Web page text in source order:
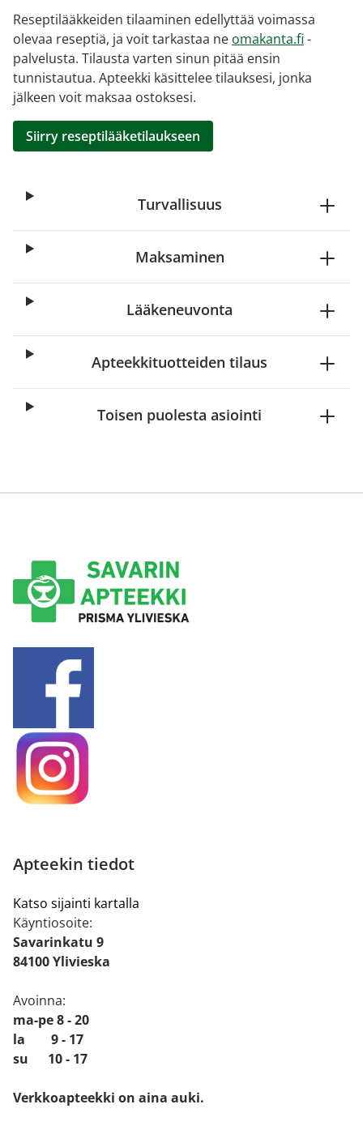
Reseptilääkkeiden tilaaminen edellyttää voimassa
olevaa reseptiä, ja voit tarkastaa ne omakanta.fi -
palvelusta. Tilausta varten sinun pitää ensin
tunnistautua. Apteekki käsittelee tilauksesi, jonka
jälkeen voit maksaa ostoksesi.
Siirry reseptilääketilaukseen
Turvallisuus
Maksaminen
Lääkeneuvonta
Apteekkituotteiden tilaus
Toisen puolesta asiointi
Apteekin tiedot
Katso sijainti kartalla
Käyntiosoite:
Savarinkatu 9
84100 Ylivieska
Avoinna:
ma-pe 8 - 20
la 9 - 17
su 10 - 17
Verkkoapteekki on aina auki.